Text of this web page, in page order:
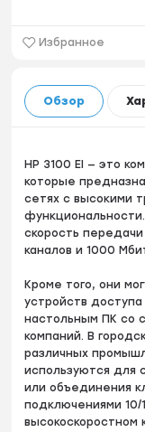
Избранное
Обзор
HP 3100 EI — это
которые
сетях с высокими
скорость
каналов и 1000
Кроме того, они
устройств
настольным ПК со
компаний. В
различных
используются для
или объединения
подключениями 10/